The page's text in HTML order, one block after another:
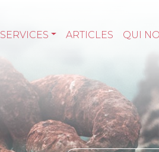
SERVICES ARTICLES QUI